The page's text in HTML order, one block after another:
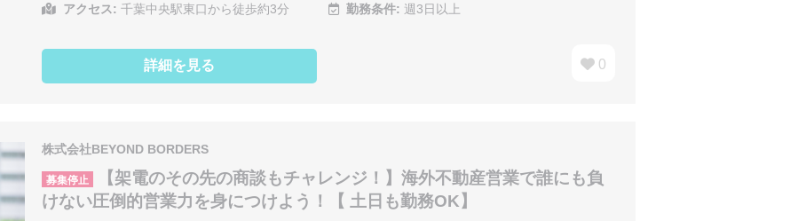
アクセス: 千葉中央駅東口から徒歩約3分 勤務条件: 週3日以上
詳細を見る 0
株式会社BEYOND BORDERS
募集停止 【架電のその先の商談もチャレンジ！】海外不動産営業で誰にも負
けない圧倒的営業力を身につけよう！【 土日も勤務OK】